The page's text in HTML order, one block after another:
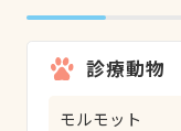
診療動物
モルモット